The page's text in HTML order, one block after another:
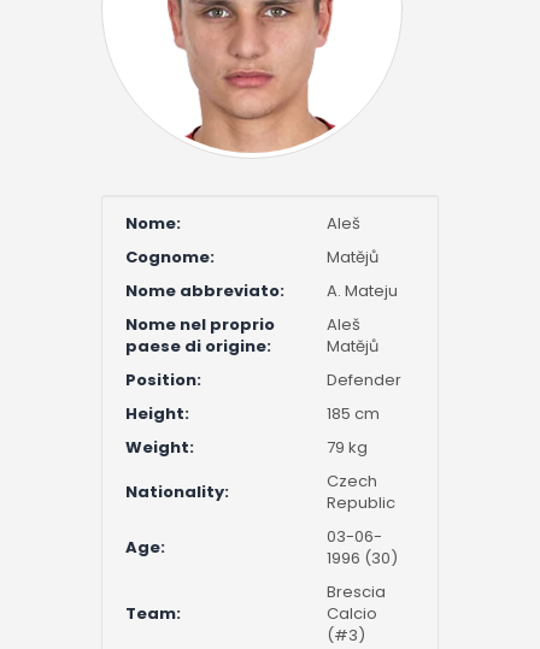
Nome:
Aleš
Cognome:
Matějů
Nome abbreviato:
A. Mateju
Nome nel proprio
paese di origine:
Aleš
Matějů
Position:
Defender
Height:
185 cm
Weight:
79 kg
Nationality:
Czech
Republic
Age:
03-06-
1996 (30)
Team:
Brescia
Calcio
(#3)